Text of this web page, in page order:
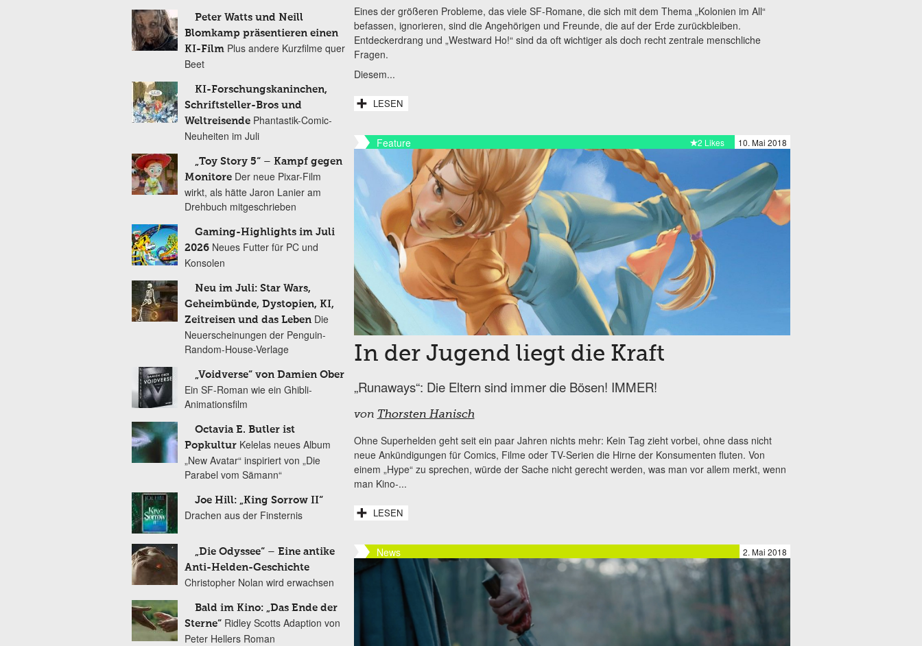
Eines der größeren Probleme, das viele SF-Romane, die sich mit dem Thema „Kolonien im All“
befassen, ignorieren, sind die Angehörigen und Freunde, die auf der Erde zurückbleiben.
Entdeckerdrang und „Westward Ho!“ sind da oft wichtiger als doch recht zentrale menschliche
Fragen.
Diesem...
LESEN
Feature 10. Mai 2018
2 Likes
In der Jugend liegt die Kraft
„Runaways“: Die Eltern sind immer die Bösen! IMMER!
von Thorsten Hanisch
Ohne Superhelden geht seit ein paar Jahren nichts mehr: Kein Tag zieht vorbei, ohne dass nicht
neue Ankündigungen für Comics, Filme oder TV-Serien die Hirne der Konsumenten fluten. Von
einem „Hype“ zu sprechen, würde der Sache nicht gerecht werden, was man vor allem merkt, wenn
man Kino-...
LESEN
News 2. Mai 2018
Peter Watts und Neill
Blomkamp präsentieren einen
KI-Film Plus andere Kurzfilme quer
Beet
KI-Forschungskaninchen,
Schriftsteller-Bros und
Weltreisende Phantastik-Comic-
Neuheiten im Juli
„Toy Story 5“ – Kampf gegen
Monitore Der neue Pixar-Film
wirkt, als hätte Jaron Lanier am
Drehbuch mitgeschrieben
Gaming-Highlights im Juli
2026 Neues Futter für PC und
Konsolen
Neu im Juli: Star Wars,
Geheimbünde, Dystopien, KI,
Zeitreisen und das Leben Die
Neuerscheinungen der Penguin-
Random-House-Verlage
„Voidverse“ von Damien Ober
Ein SF-Roman wie ein Ghibli-
Animationsfilm
Octavia E. Butler ist
Popkultur Kelelas neues Album
„New Avatar“ inspiriert von „Die
Parabel vom Sämann“
Joe Hill: „King Sorrow II“
Drachen aus der Finsternis
„Die Odyssee“ – Eine antike
Anti-Helden-Geschichte
Christopher Nolan wird erwachsen
Bald im Kino: „Das Ende der
Sterne“ Ridley Scotts Adaption von
Peter Hellers Roman